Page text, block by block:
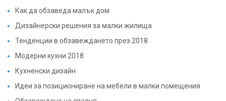
Как да обзаведа малък дом
Дизайнерски решения за малки жилища
Тенденции в обзавеждането през 2018
Модерни кухни 2018
Кухненски дизайн
Идеи за позициониране на мебели в малки помещения